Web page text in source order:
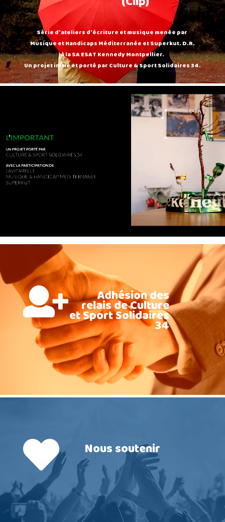
Série d'ateliers d'écriture et musique menée par
Musique et Handicaps Méditerranée et Superkut. D.R.
à la SA ESAT Kennedy Montpellier.
Un projet initié et porté par Culture & Sport Solidaires 34.
Adhésion des
relais de Culture
et Sport Solidaires
34
Nous soutenir